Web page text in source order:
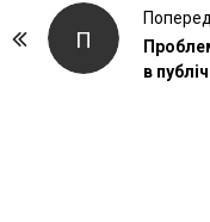
П
в